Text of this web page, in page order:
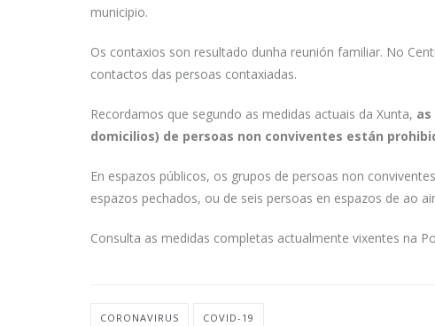
municipio.
Os contaxios son resultado dunha reunión familiar. No
contactos das persoas contaxiadas.
Recordamos que segundo as medidas actuais da Xunta,
domicilios) de persoas non conviventes están
En espazos públicos, os grupos de persoas non
espazos pechados, ou de seis persoas en espazos de ao
Consulta as medidas completas actualmente vixentes na
CORONAVIRUS COVID-19